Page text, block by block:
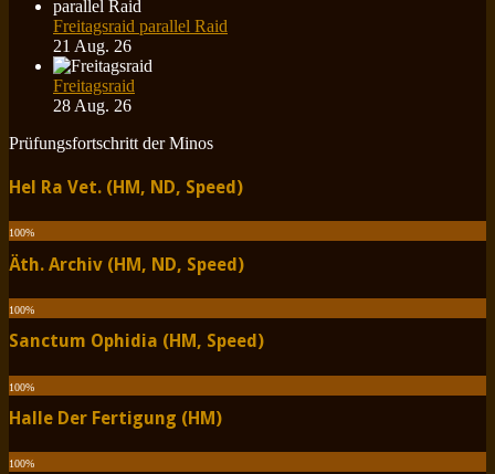
Freitagsraid parallel Raid
21 Aug. 26
Freitagsraid
28 Aug. 26
Prüfungsfortschritt der Minos
Hel Ra Vet. (HM, ND, Speed)
100%
Äth. Archiv (HM, ND, Speed)
100%
Sanctum Ophidia (HM, Speed)
100%
Halle Der Fertigung (HM)
100%